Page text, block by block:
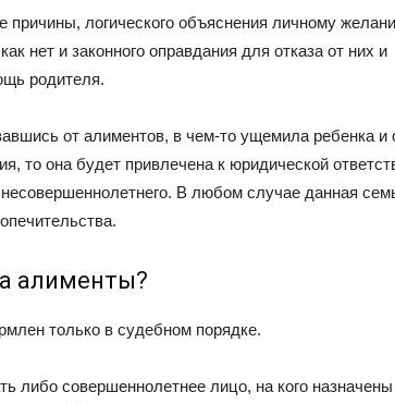
логического объяснения личному
нет и законного оправдания для отказа от них и
родителя.
от алиментов, в чем-то ущемила ребенка и
то она будет привлечена к юридической
В любом случае данная
алименты?
только в судебном порядке.
либо совершеннолетнее лицо, на кого